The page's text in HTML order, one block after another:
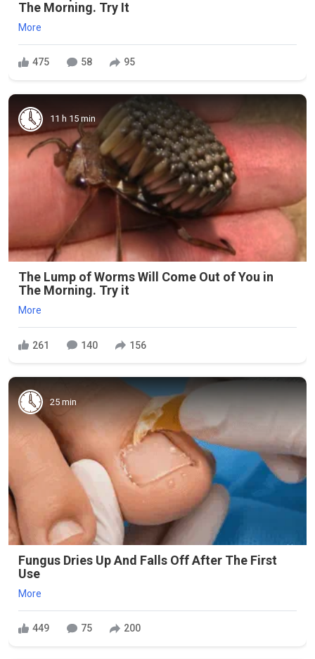
The Morning. Try It
More
475 58 95
11 h 15 min
The Lump of Worms Will Come Out of You in
The Morning. Try it
More
261 140 156
25 min
Fungus Dries Up And Falls Off After The First
Use
More
449 75 200